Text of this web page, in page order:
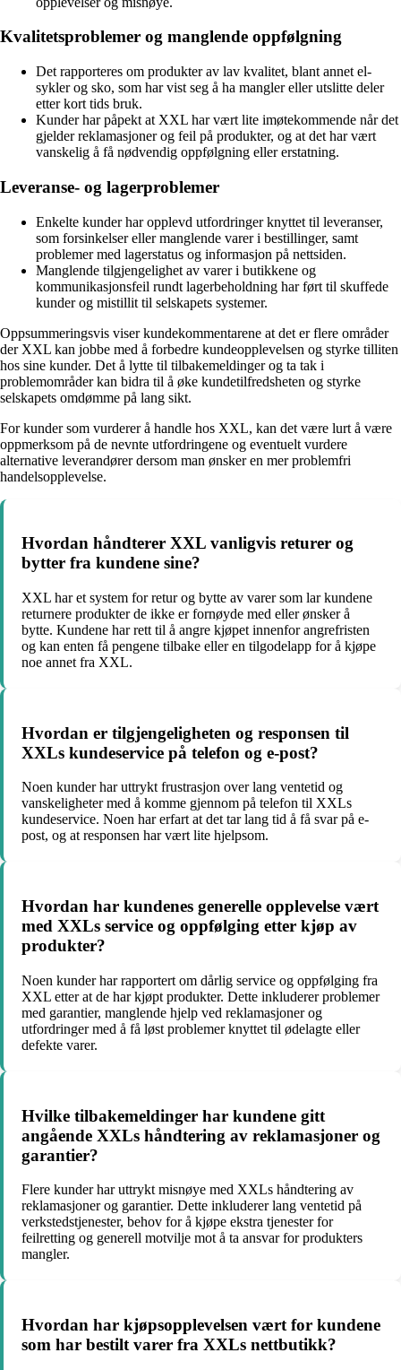
Kvalitetsproblemer og manglende oppfølgning
Det rapporteres om produkter av lav kvalitet, blant annet el-
sykler og sko, som har vist seg å ha mangler eller utslitte deler
etter kort tids bruk.
Kunder har påpekt at XXL har vært lite imøtekommende når det
gjelder reklamasjoner og feil på produkter, og at det har vært
vanskelig å få nødvendig oppfølgning eller erstatning.
Leveranse- og lagerproblemer
Enkelte kunder har opplevd utfordringer knyttet til leveranser,
som forsinkelser eller manglende varer i bestillinger, samt
problemer med lagerstatus og informasjon på nettsiden.
Manglende tilgjengelighet av varer i butikkene og
kommunikasjonsfeil rundt lagerbeholdning har ført til skuffede
kunder og mistillit til selskapets systemer.
Oppsummeringsvis viser kundekommentarene at det er flere områder
der XXL kan jobbe med å forbedre kundeopplevelsen og styrke tilliten
hos sine kunder. Det å lytte til tilbakemeldinger og ta tak i
problemområder kan bidra til å øke kundetilfredsheten og styrke
selskapets omdømme på lang sikt.
For kunder som vurderer å handle hos XXL, kan det være lurt å være
oppmerksom på de nevnte utfordringene og eventuelt vurdere
alternative leverandører dersom man ønsker en mer problemfri
handelsopplevelse.
Hvordan håndterer XXL vanligvis returer og
bytter fra kundene sine?
XXL har et system for retur og bytte av varer som lar kundene
returnere produkter de ikke er fornøyde med eller ønsker å
bytte. Kundene har rett til å angre kjøpet innenfor angrefristen
og kan enten få pengene tilbake eller en tilgodelapp for å kjøpe
noe annet fra XXL.
Hvordan er tilgjengeligheten og responsen til
XXLs kundeservice på telefon og e-post?
Noen kunder har uttrykt frustrasjon over lang ventetid og
vanskeligheter med å komme gjennom på telefon til XXLs
kundeservice. Noen har erfart at det tar lang tid å få svar på e-
post, og at responsen har vært lite hjelpsom.
Hvordan har kundenes generelle opplevelse vært
med XXLs service og oppfølging etter kjøp av
produkter?
Noen kunder har rapportert om dårlig service og oppfølging fra
XXL etter at de har kjøpt produkter. Dette inkluderer problemer
med garantier, manglende hjelp ved reklamasjoner og
utfordringer med å få løst problemer knyttet til ødelagte eller
defekte varer.
Hvilke tilbakemeldinger har kundene gitt
angående XXLs håndtering av reklamasjoner og
garantier?
Flere kunder har uttrykt misnøye med XXLs håndtering av
reklamasjoner og garantier. Dette inkluderer lang ventetid på
verkstedstjenester, behov for å kjøpe ekstra tjenester for
feilretting og generell motvilje mot å ta ansvar for produkters
mangler.
Hvordan har kjøpsopplevelsen vært for kundene
som har bestilt varer fra XXLs nettbutikk?